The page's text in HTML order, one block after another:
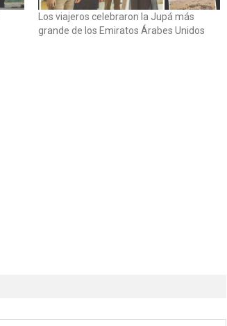
Los viajeros celebraron la Jupá más
grande de los Emiratos Árabes Unidos